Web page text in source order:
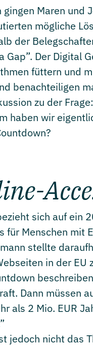
Maren und
mögliche
der
Der Digital
füttern und
benachteiligen
zu der
haben wir
sich auf ein
Menschen mit
stellte
in der EU
Dann müssen
als 2 Mio. EUR
jedoch nicht das